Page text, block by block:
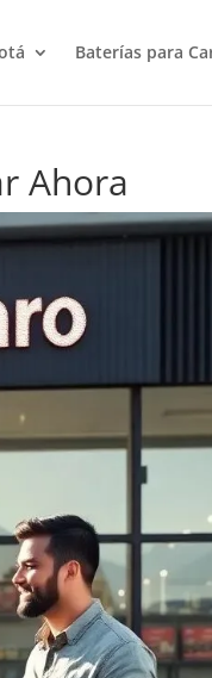
Baterías para
Ahora